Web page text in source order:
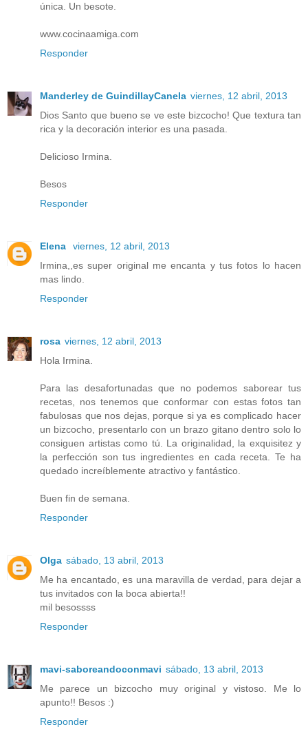
única. Un besote.
www.cocinaamiga.com
Responder
Manderley de GuindillayCanela viernes, 12 abril, 2013
Dios Santo que bueno se ve este bizcocho! Que textura tan
rica y la decoración interior es una pasada.
Delicioso Irmina.
Besos
Responder
Elena
viernes, 12 abril, 2013
Irmina,,es super original me encanta y tus fotos lo hacen
mas lindo.
Responder
rosa viernes, 12 abril, 2013
Hola Irmina.
Para las desafortunadas que no podemos saborear tus
recetas, nos tenemos que conformar con estas fotos tan
fabulosas que nos dejas, porque si ya es complicado hacer
un bizcocho, presentarlo con un brazo gitano dentro solo lo
consiguen artistas como tú. La originalidad, la exquisitez y
la perfección son tus ingredientes en cada receta. Te ha
quedado increíblemente atractivo y fantástico.
Buen fin de semana.
Responder
Olga sábado, 13 abril, 2013
Me ha encantado, es una maravilla de verdad, para dejar a
tus invitados con la boca abierta!!
mil besossss
Responder
mavi-saboreandoconmavi sábado, 13 abril, 2013
Me parece un bizcocho muy original y vistoso. Me lo
apunto!! Besos :)
Responder